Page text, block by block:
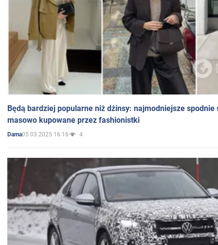
Będą bardziej popularne niż dżinsy: najmodniejsze spodnie
masowo kupowane przez fashionistki
Dama05.03.2025 16:16 4